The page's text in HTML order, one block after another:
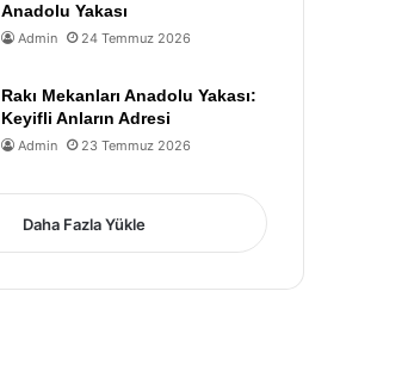
Anadolu Yakası
Admin 24 Temmuz 2026
Rakı Mekanları Anadolu Yakası:
Keyifli Anların Adresi
Admin 23 Temmuz 2026
Daha Fazla Yükle